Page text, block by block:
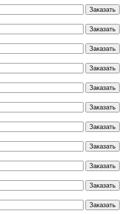
Заказать
Заказать
Заказать
Заказать
Заказать
Заказать
Заказать
Заказать
Заказать
Заказать
Заказать